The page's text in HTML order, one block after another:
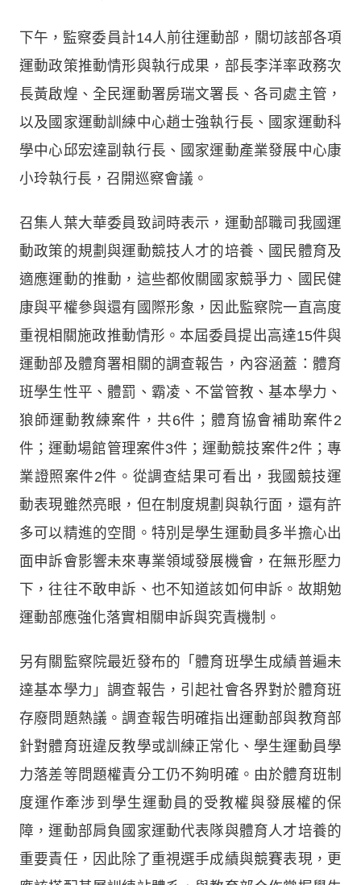
下午，監察委員計14人前往運動部，關切該部各項
運動政策推動情形與執行成果，部長李洋率政務次
長黃啟煌、全民運動署房瑞文署長、各司處主管，
以及國家運動訓練中心趙士強執行長、國家運動科
學中心邱宏達副執行長、國家運動產業發展中心康
小玲執行長，召開巡察會議。
召集人葉大華委員致詞時表示，運動部職司我國運
動政策的規劃與運動競技人才的培養、國民體育及
適應運動的推動，這些都攸關國家競爭力、國民健
康與平權參與還有國際形象，因此監察院一直高度
重視相關施政推動情形。本屆委員提出高達15件與
運動部及體育署相關的調查報告，內容涵蓋：體育
班學生性平、體罰、霸凌、不當管教、基本學力、
狼師運動教練案件，共6件；體育協會補助案件2
件；運動場館管理案件3件；運動競技案件2件；專
業證照案件2件。從調查結果可看出，我國競技運
動表現雖然亮眼，但在制度規劃與執行面，還有許
多可以精進的空間。特別是學生運動員多半擔心出
面申訴會影響未來專業領域發展機會，在無形壓力
下，往往不敢申訴、也不知道該如何申訴。故期勉
運動部應強化落實相關申訴與究責機制。
另有關監察院最近發布的「體育班學生成績普遍未
達基本學力」調查報告，引起社會各界對於體育班
存廢問題熱議。調查報告明確指出運動部與教育部
針對體育班違反教學或訓練正常化、學生運動員學
力落差等問題權責分工仍不夠明確。由於體育班制
度運作牽涉到學生運動員的受教權與發展權的保
障，運動部肩負國家運動代表隊與體育人才培養的
重要責任，因此除了重視選手成績與競賽表現，更